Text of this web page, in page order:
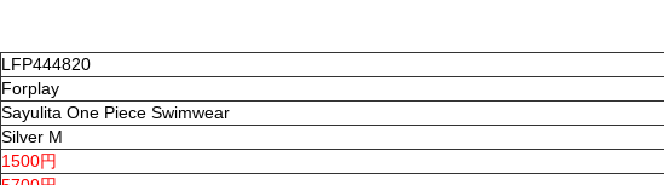
LFP444820
Forplay
Sayulita One Piece Swimwear
Silver M
1500円